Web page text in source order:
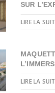
SUR
LIRE LA
LIRE LA